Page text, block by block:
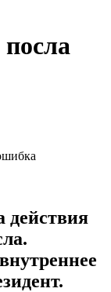
действия